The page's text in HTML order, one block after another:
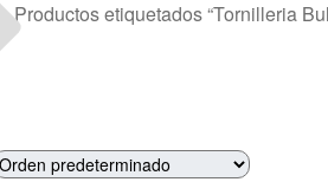
Productos etiquetados “Tornilleria